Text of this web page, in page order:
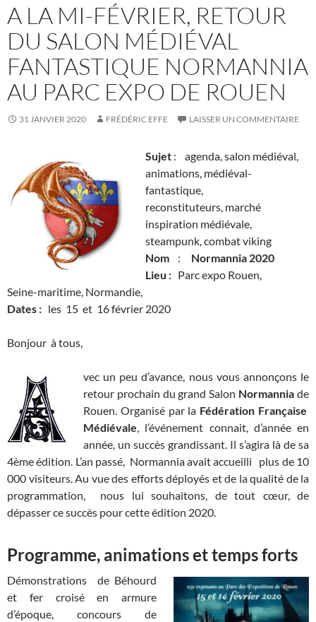
A LA MI-FÉVRIER, RETOUR
DU SALON MÉDIÉVAL
FANTASTIQUE NORMANNIA
AU PARC EXPO DE ROUEN
31 JANVIER 2020 FRÉDÉRIC EFFE LAISSER UN COMMENTAIRE
Sujet : agenda, salon médiéval,
animations, médiéval-
fantastique,
reconstituteurs, marché
inspiration médiévale,
steampunk, combat viking
Nom
: Normannia 2020
Lieu : Parc expo Rouen,
Seine-maritime, Normandie,
Dates : les 15 et 16 février 2020
Bonjour à tous,
vec un peu d’avance, nous vous annonçons le
retour prochain du grand Salon Normannia de
Rouen. Organisé par la Fédération Française
Médiévale, l’événement connait, d’année en
année, un succès grandissant. Il s’agira là de sa
4ème édition. L’an passé, Normannia avait accueilli plus de 10
000 visiteurs. Au vue des efforts déployés et de la qualité de la
programmation, nous lui souhaitons, de tout cœur, de
dépasser ce succès pour cette édition 2020.
Programme, animations et temps forts
Démonstrations de Béhourd
et fer croisé en armure
d’époque, concours de